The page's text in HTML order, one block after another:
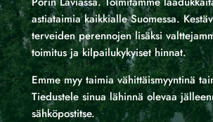
astiataimia kaikkialle Suomessa.
terveiden perennojen lisäksi
toimitus ja kilpailukykyiset hinnat.
Emme myy taimia vähittäismyyntinä
Tiedustele sinua lähinnä olevaa
sähköpostitse.